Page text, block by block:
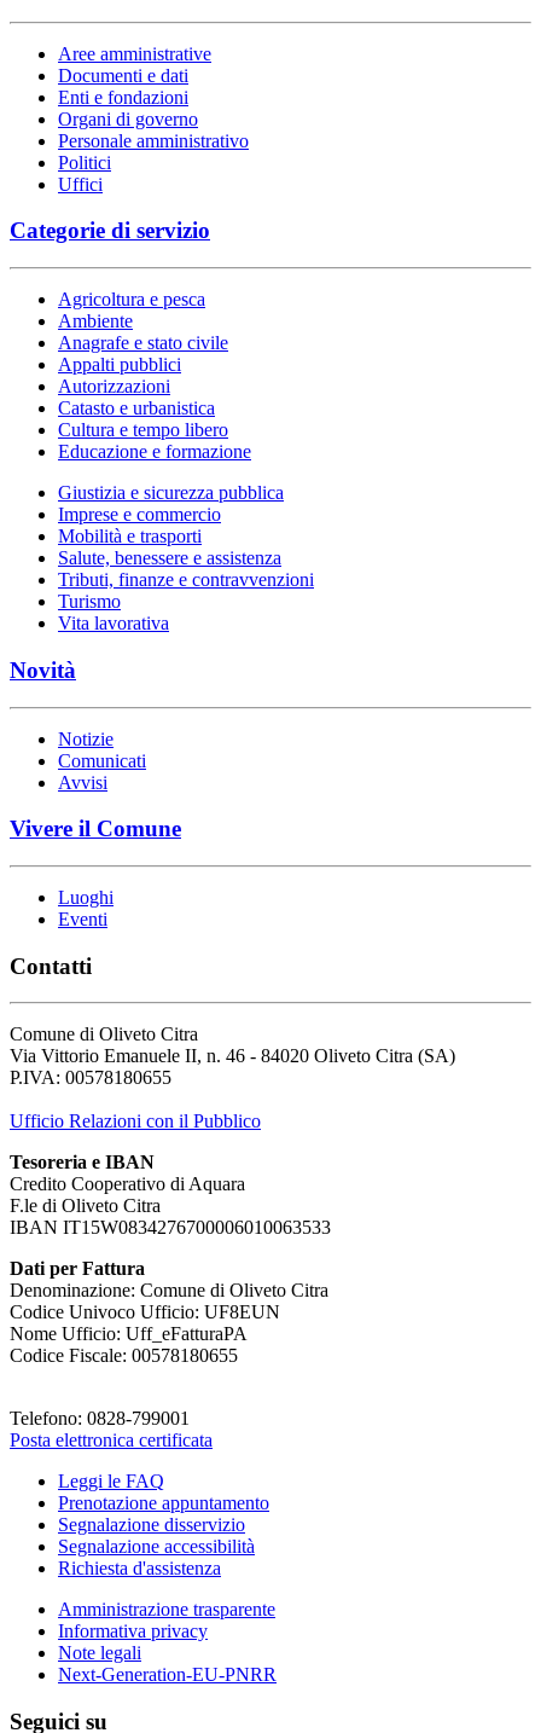
Aree amministrative
Documenti e dati
Enti e fondazioni
Organi di governo
Personale amministrativo
Politici
Uffici
Categorie di servizio
Agricoltura e pesca
Ambiente
Anagrafe e stato civile
Appalti pubblici
Autorizzazioni
Catasto e urbanistica
Cultura e tempo libero
Educazione e formazione
Giustizia e sicurezza pubblica
Imprese e commercio
Mobilità e trasporti
Salute, benessere e assistenza
Tributi, finanze e contravvenzioni
Turismo
Vita lavorativa
Novità
Notizie
Comunicati
Avvisi
Vivere il Comune
Luoghi
Eventi
Contatti
Comune di Oliveto Citra
Via Vittorio Emanuele II, n. 46 - 84020 Oliveto Citra (SA)
P.IVA: 00578180655
Ufficio Relazioni con il Pubblico
Tesoreria e IBAN
Credito Cooperativo di Aquara
F.le di Oliveto Citra
IBAN IT15W0834276700006010063533
Dati per Fattura
Denominazione: Comune di Oliveto Citra
Codice Univoco Ufficio: UF8EUN
Nome Ufficio: Uff_eFatturaPA
Codice Fiscale: 00578180655
Telefono: 0828-799001
Posta elettronica certificata
Leggi le FAQ
Prenotazione appuntamento
Segnalazione disservizio
Segnalazione accessibilità
Richiesta d'assistenza
Amministrazione trasparente
Informativa privacy
Note legali
Next-Generation-EU-PNRR
Seguici su